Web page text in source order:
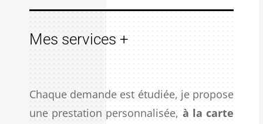
Mes services +
Chaque demande est étudiée, je propose
une prestation personnalisée,à la carte